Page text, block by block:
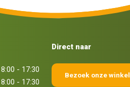
8:00 - 17:30
8:00 - 17:30
Direct naar
Bezoek onze winkel